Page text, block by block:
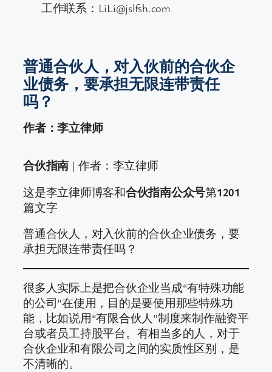
工作联系：LiLi@jslfsh.com
普通合伙人，对入伙前的合伙企
业债务，要承担无限连带责任
吗？
作者：李立律师
合伙指南 | 作者：李立律师
这是李立律师博客和合伙指南公众号第1201
篇文字
普通合伙人，对入伙前的合伙企业债务，要
承担无限连带责任吗？
很多人实际上是把合伙企业当成“有特殊功能
的公司”在使用，目的是要使用那些特殊功
能，比如说用“有限合伙人”制度来制作融资平
台或者员工持股平台。有相当多的人，对于
合伙企业和有限公司之间的实质性区别，是
不清晰的。